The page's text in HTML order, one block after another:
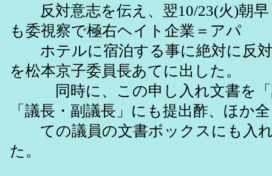
反対意志を伝え、翌10/23(火)朝
も委視察で極右ヘイト企業＝アパ
ホテルに宿泊する事に絶対に反
を松本京子委員長あてに出した。
同時に、この申し入れ文書を「
「議長・副議長」にも提出酢、ほか全
ての議員の文書ボックスにも入
た。